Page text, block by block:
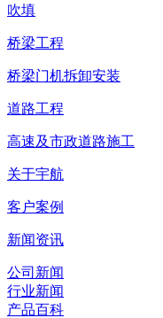
吹填
桥梁工程
桥梁门机拆卸安装
道路工程
高速及市政道路施工
关于宇航
客户案例
新闻资讯
公司新闻
行业新闻
产品百科